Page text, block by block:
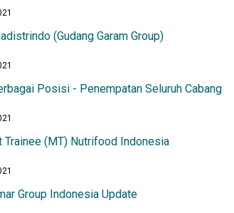
(Gudang Garam Group)
Posisi - Penempatan Seluruh Cabang
(MT) Nutrifood Indonesia
Group Indonesia Update